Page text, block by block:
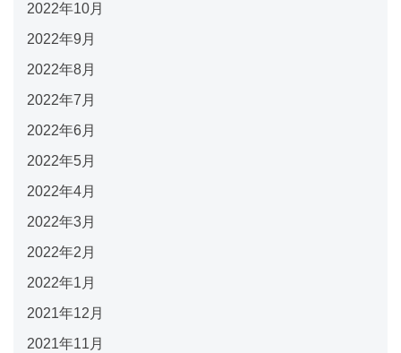
2022年10月
2022年9月
2022年8月
2022年7月
2022年6月
2022年5月
2022年4月
2022年3月
2022年2月
2022年1月
2021年12月
2021年11月